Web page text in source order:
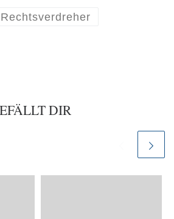
Rechtsverdreher
DIR